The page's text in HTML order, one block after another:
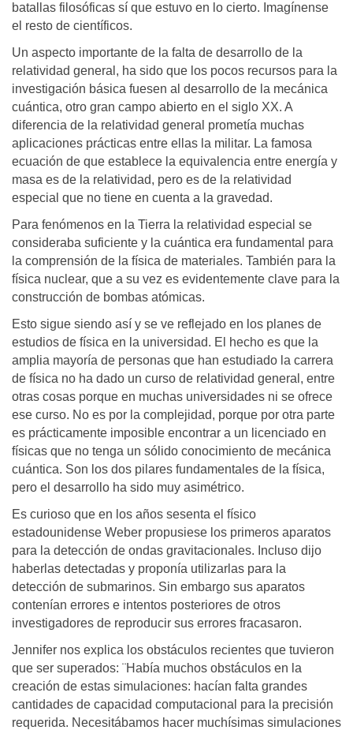
batallas filosóficas sí que estuvo en lo cierto. Imagínense
el resto de científicos.
Un aspecto importante de la falta de desarrollo de la
relatividad general, ha sido que los pocos recursos para la
investigación básica fuesen al desarrollo de la mecánica
cuántica, otro gran campo abierto en el siglo XX. A
diferencia de la relatividad general prometía muchas
aplicaciones prácticas entre ellas la militar. La famosa
ecuación de que establece la equivalencia entre energía y
masa es de la relatividad, pero es de la relatividad
especial que no tiene en cuenta a la gravedad.
Para fenómenos en la Tierra la relatividad especial se
consideraba suficiente y la cuántica era fundamental para
la comprensión de la física de materiales. También para la
física nuclear, que a su vez es evidentemente clave para la
construcción de bombas atómicas.
Esto sigue siendo así y se ve reflejado en los planes de
estudios de física en la universidad. El hecho es que la
amplia mayoría de personas que han estudiado la carrera
de física no ha dado un curso de relatividad general, entre
otras cosas porque en muchas universidades ni se ofrece
ese curso. No es por la complejidad, porque por otra parte
es prácticamente imposible encontrar a un licenciado en
físicas que no tenga un sólido conocimiento de mecánica
cuántica. Son los dos pilares fundamentales de la física,
pero el desarrollo ha sido muy asimétrico.
Es curioso que en los años sesenta el físico
estadounidense Weber propusiese los primeros aparatos
para la detección de ondas gravitacionales. Incluso dijo
haberlas detectadas y proponía utilizarlas para la
detección de submarinos. Sin embargo sus aparatos
contenían errores e intentos posteriores de otros
investigadores de reproducir sus errores fracasaron.
Jennifer nos explica los obstáculos recientes que tuvieron
que ser superados: ¨Había muchos obstáculos en la
creación de estas simulaciones: hacían falta grandes
cantidades de capacidad computacional para la precisión
requerida. Necesitábamos hacer muchísimas simulaciones